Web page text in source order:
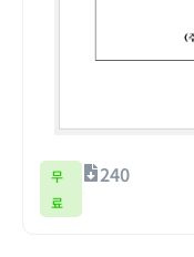
무
료
240